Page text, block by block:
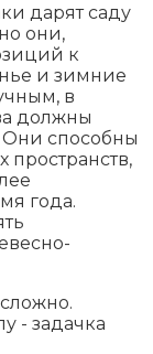
дарят саду
они,
к
и зимние
в
должны
Они способны
пространств,
года.